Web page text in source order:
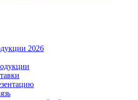
2026